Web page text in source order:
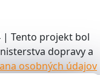
| Tento projekt bol
dopravy a
osobných údajov